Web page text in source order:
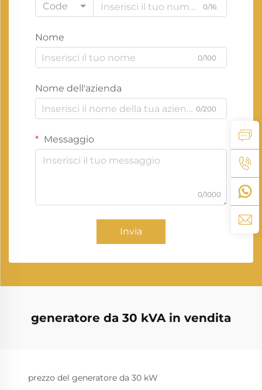
Code
0/16
Nome
0/100
Nome dell'azienda
0/200
Messaggio
0/1000
Invia
generatore da 30 kVA in vendita
prezzo del generatore da 30 kW